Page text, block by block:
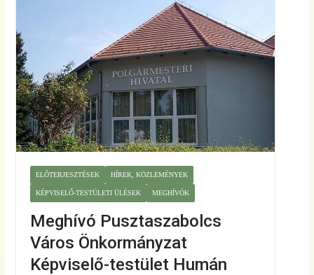
ELŐTERJESZTÉSEK HÍREK, KÖZLEMÉNYEK
KÉPVISELŐ-TESTÜLETI ÜLÉSEK MEGHÍVÓK
Meghívó Pusztaszabolcs
Város Önkormányzat
Képviselő-testület Humán